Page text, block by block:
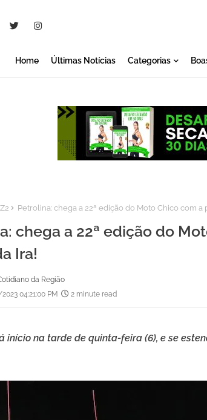
Home Últimas Notícias Categorias
Z2 Petrolina: chega a 22ª edição do Moto Chico com a
chega a 22ª edição do
Ira!
da Região
04:21:00 PM
2 minute read
início na tarde de quinta-feira (6), e se